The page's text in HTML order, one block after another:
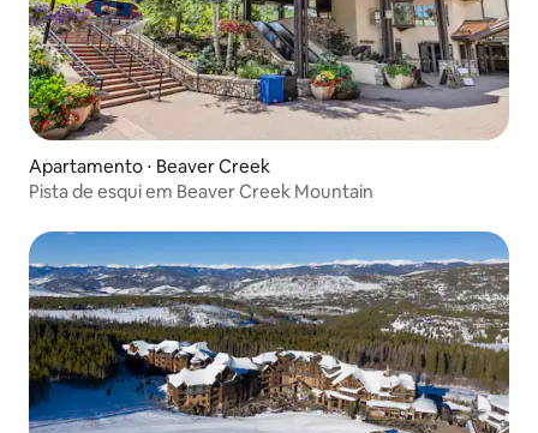
Apartamento ⋅ Beaver Creek
Pista de esqui em Beaver Creek Mountain